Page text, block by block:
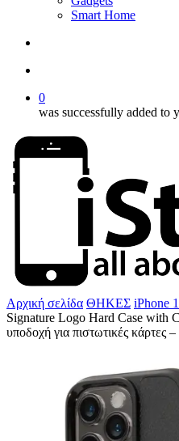
Smart Home
0
was successfully added to
Αρχική σελίδα ΘΗΚΕΣ iPhone
Signature Logo Hard Case with
υποδοχή για πιστωτικές